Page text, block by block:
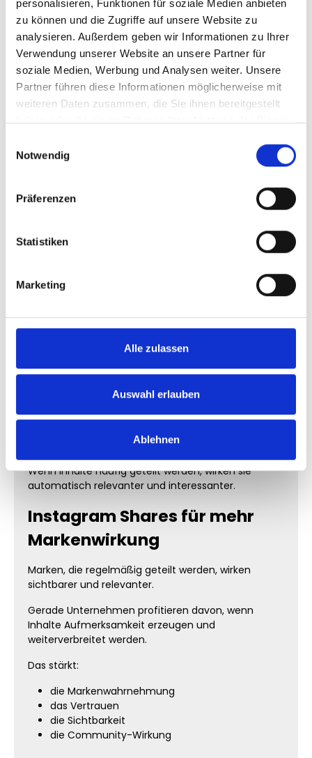
personalisieren, Funktionen für soziale Medien anbieten
zu können und die Zugriffe auf unsere Website zu
analysieren. Außerdem geben wir Informationen zu Ihrer
Verwendung unserer Website an unsere Partner für
soziale Medien, Werbung und Analysen weiter. Unsere
Partner führen diese Informationen möglicherweise mit
weiteren Daten zusammen, die Sie ihnen bereitgestellt
haben oder die sie im Rahmen Ihrer Nutzung der Dienste
Notwendig
Präferenzen
Statistiken
Marketing
Alle zulassen
Auswahl erlauben
Ablehnen
Das sorgt oft für:
mehr Aufmerksamkeit
mehr Sichtbarkeit
mehr Community-Dynamik
einen stärkeren Gesamteindruck
Warum viele erfolgreiche
Accounts auf Shares achten
mehr nur Likes oder Followerzahlen.
Kennzahlen für hochwertigen Content.
erzeugen häufig viele Shares, weil Nutzer sie aktiv
weiterempfehlen.
Genau dadurch entsteht oft zusätzliche Reichweite.
Instagram Shares für Reels
Reels gehören aktuell zu den stärksten Formaten
auf Instagram. Genau dort spielen Shares eine
so stark, weil Nutzer sie weiterleiten.
Wenn Inhalte häufig geteilt werden, wirken sie
automatisch relevanter und interessanter.
Instagram Shares für mehr
Markenwirkung
Marken, die regelmäßig geteilt werden, wirken
sichtbarer und relevanter.
Gerade Unternehmen profitieren davon, wenn
Inhalte Aufmerksamkeit erzeugen und
weiterverbreitet werden.
Das stärkt:
die Markenwahrnehmung
das Vertrauen
die Sichtbarkeit
die Community-Wirkung